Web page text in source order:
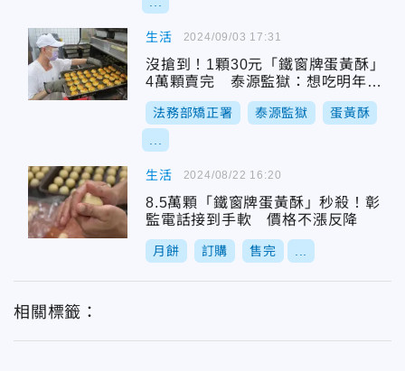
生活
沒搶到！1顆30元「鐵窗牌蛋黃酥」
4萬顆賣完 泰源監獄：想吃明年趁
早
法務部矯正署 泰源監獄 蛋黃酥
2024/09/03 17:31
生活
8.5萬顆「鐵窗牌蛋黃酥」秒殺！彰
監電話接到手軟 價格不漲反降
月餅 訂購 售完
2024/08/22 16:20
相關標籤：